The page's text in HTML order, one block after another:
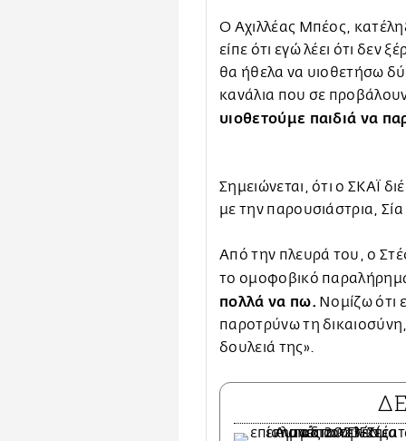
Ο Αχιλλέας Μπέος,
είπε ότι εγώ λέει ότι δεν
θα ήθελα να υιοθετήσω
κανάλια που σε προβάλουν
υιοθετούμε παιδιά να
Σημειώνεται, ότι ο ΣΚΑΪ
με την παρουσιάστρια,
Από την πλευρά του, ο
το ομοφοβικό
πολλά να πω. Νομίζω ότι
παροτρύνω τη
δουλειά της».